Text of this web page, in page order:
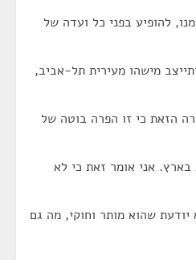
להופיע בפני כל ועדה של
מישהו מעירית תל-אביב,
הזאת כי זו הפרה בוטה של
בארץ. אני אומר זאת כי לא
שהוא מותר וחוקי, מה גם